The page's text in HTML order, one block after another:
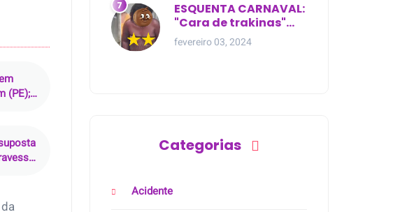
(PE);
ESQUENTA CARNAVAL:
"Cara de trakinas"
dança seminua no
meio da rua na Bahia
fevereiro 03, 2024
Categorias
Acidente